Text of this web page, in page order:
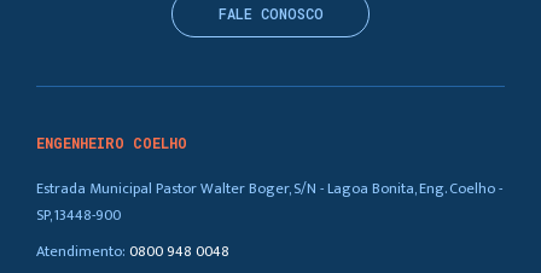
ENGENHEIRO COELHO
Estrada Municipal Pastor Walter Boger, S/N - Lagoa Bonita, Eng. Coelho -
SP, 13448-900
Atendimento:0800 948 0048
FALE CONOSCO